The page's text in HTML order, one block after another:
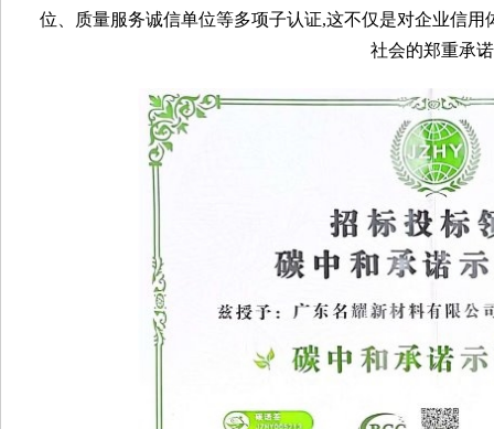
位、质量服务诚信单位等多项子认证,这不仅是对企业信
社会的郑重承